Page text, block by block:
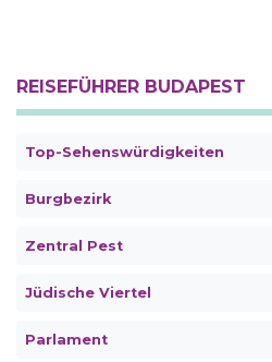
REISEFÜHRER BUDAPEST
Top-Sehenswürdigkeiten
Burgbezirk
Zentral Pest
Jüdische Viertel
Parlament